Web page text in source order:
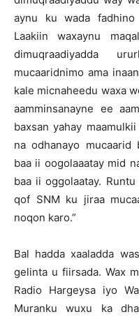
aynu ku wada
Laakiin waxaynu
dimuqraadiyadda
mucaaridnimo ama
kale micnaheedu waxa
aamminsanayne ee
baxsan yahay
na odhanayo mucaarid
baa ii oogolaaatay mid
baa ii oggolaatay.
qof SNM ku jiraa
noqon karo.”
Bal hadda xaaladda
gelinta u fiirsada. Wax
Radio Hargeysa iyo
Muranku wuxu ka